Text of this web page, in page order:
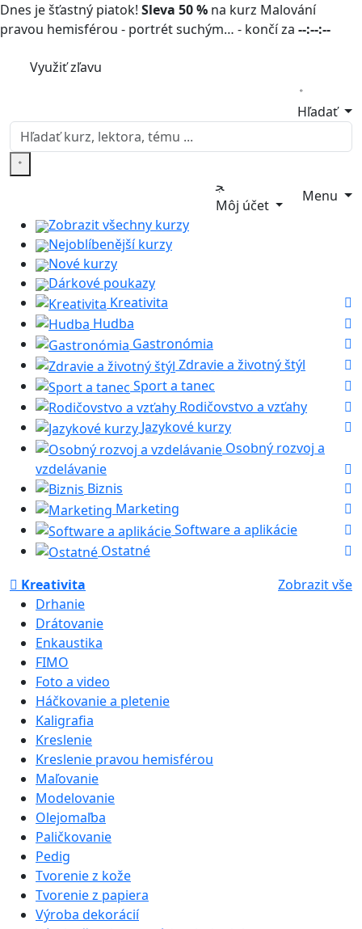
Dnes je šťastný piatok! Sleva 50 % na kurz Malování
pravou hemisférou - portrét suchým… - končí za --:--:--
Využiť zľavu
Hľadať
Môj účet
Menu
Zobrazit všechny kurzy
Nejoblíbenější kurzy
Nové kurzy
Dárkové poukazy
Kreativita
Hudba
Gastronómia
Zdravie a životný štýl
Sport a tanec
Rodičovstvo a vzťahy
Jazykové kurzy
Osobný rozvoj a
vzdelávanie
Biznis
Marketing
Software a aplikácie
Ostatné
Kreativita
Zobrazit vše
Drhanie
Drátovanie
Enkaustika
FIMO
Foto a video
Háčkovanie a pletenie
Kaligrafia
Kreslenie
Kreslenie pravou hemisférou
Maľovanie
Modelovanie
Olejomaľba
Paličkovanie
Pedig
Tvorenie z kože
Tvorenie z papiera
Výroba dekorácií